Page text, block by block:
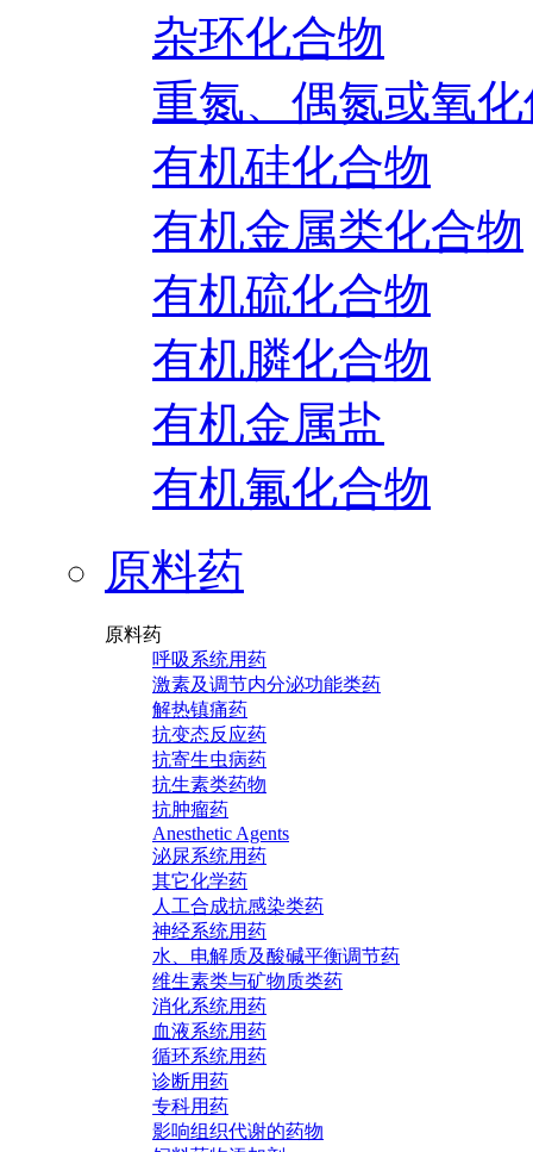
杂环化合物
重氮、偶氮或氧
有机硅化合物
有机金属类化合物
有机硫化合物
有机膦化合物
有机金属盐
有机氟化合物
原料药
原料药
呼吸系统用药
激素及调节内分泌功能类药
解热镇痛药
抗变态反应药
抗寄生虫病药
抗生素类药物
抗肿瘤药
Anesthetic Agents
泌尿系统用药
其它化学药
人工合成抗感染类药
神经系统用药
水、电解质及酸碱平衡调节药
维生素类与矿物质类药
消化系统用药
血液系统用药
循环系统用药
诊断用药
专科用药
影响组织代谢的药物